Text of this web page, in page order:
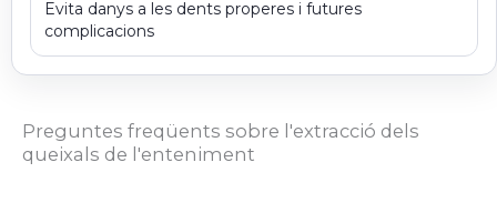
Evita danys a les dents properes i futures
complicacions
Preguntes freqüents sobre l'extracció dels
queixals de l'enteniment